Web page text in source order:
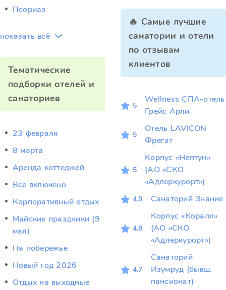
Псориаз
показать всё
Тематические
подборки отелей и
санаториев
23 февраля
8 марта
Аренда коттеджей
Всё включено
Корпоративный отдых
Майские праздники (9
мая)
На побережье
Новый год 2026
Отдых на выходные
🔥 Самые лучшие
санатории и отели
по отзывам
клиентов
5
Wellness СПА‑отель
Грейс Арли
5
Отель LAVICON
Фрегат
5
Корпус «Нептун»
(АО «СКО
«Адлеркурорт»)
4.9 Санаторий Знание
4.8
Корпус «Коралл»
(АО «СКО
«Адлеркурорт»)
4.7
Санаторий
Изумруд (бывш.
пансионат)